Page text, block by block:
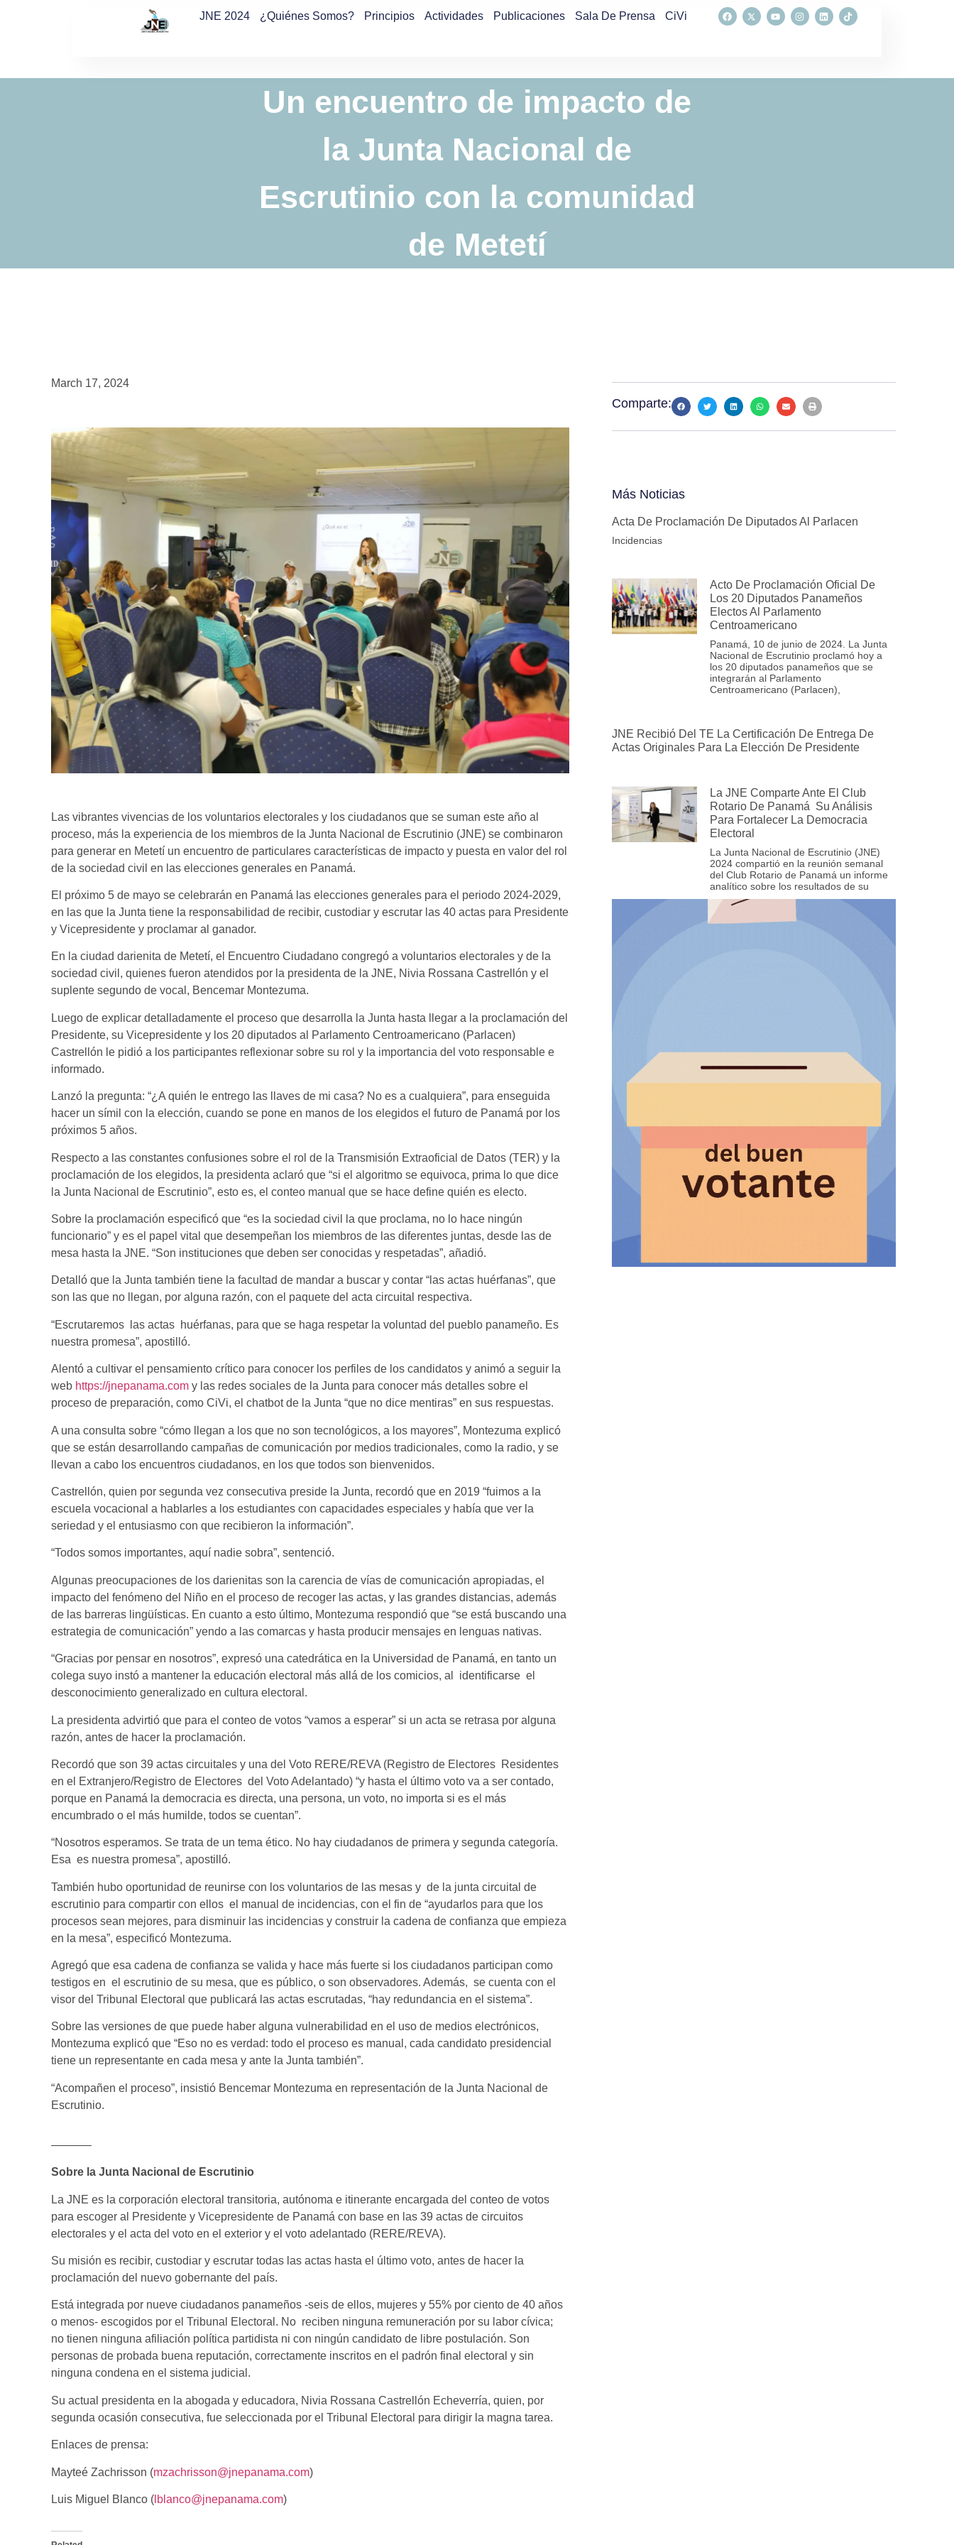
JNE 2024 ¿Quiénes Somos? Principios Actividades Publicaciones Sala De Prensa CiVi
Un encuentro de impacto de
la Junta Nacional de
Escrutinio con la comunidad
de Metetí
March 17, 2024
Las vibrantes vivencias de los voluntarios electorales y los ciudadanos que se suman este año al
proceso, más la experiencia de los miembros de la Junta Nacional de Escrutinio (JNE) se combinaron
para generar en Metetí un encuentro de particulares características de impacto y puesta en valor del rol
de la sociedad civil en las elecciones generales en Panamá.
El próximo 5 de mayo se celebrarán en Panamá las elecciones generales para el periodo 2024-2029,
en las que la Junta tiene la responsabilidad de recibir, custodiar y escrutar las 40 actas para Presidente
y Vicepresidente y proclamar al ganador.
En la ciudad darienita de Metetí, el Encuentro Ciudadano congregó a voluntarios electorales y de la
sociedad civil, quienes fueron atendidos por la presidenta de la JNE, Nivia Rossana Castrellón y el
suplente segundo de vocal, Bencemar Montezuma.
Luego de explicar detalladamente el proceso que desarrolla la Junta hasta llegar a la proclamación del
Presidente, su Vicepresidente y los 20 diputados al Parlamento Centroamericano (Parlacen)
Castrellón le pidió a los participantes reflexionar sobre su rol y la importancia del voto responsable e
informado.
Lanzó la pregunta: “¿A quién le entrego las llaves de mi casa? No es a cualquiera”, para enseguida
hacer un símil con la elección, cuando se pone en manos de los elegidos el futuro de Panamá por los
próximos 5 años.
Respecto a las constantes confusiones sobre el rol de la Transmisión Extraoficial de Datos (TER) y la
proclamación de los elegidos, la presidenta aclaró que “si el algoritmo se equivoca, prima lo que dice
la Junta Nacional de Escrutinio”, esto es, el conteo manual que se hace define quién es electo.
Sobre la proclamación especificó que “es la sociedad civil la que proclama, no lo hace ningún
funcionario” y es el papel vital que desempeñan los miembros de las diferentes juntas, desde las de
mesa hasta la JNE. “Son instituciones que deben ser conocidas y respetadas”, añadió.
Detalló que la Junta también tiene la facultad de mandar a buscar y contar “las actas huérfanas”, que
son las que no llegan, por alguna razón, con el paquete del acta circuital respectiva.
“Escrutaremos las actas huérfanas, para que se haga respetar la voluntad del pueblo panameño. Es
nuestra promesa”, apostilló.
Alentó a cultivar el pensamiento crítico para conocer los perfiles de los candidatos y animó a seguir la
web https://jnepanama.com y las redes sociales de la Junta para conocer más detalles sobre el
proceso de preparación, como CiVi, el chatbot de la Junta “que no dice mentiras” en sus respuestas.
A una consulta sobre “cómo llegan a los que no son tecnológicos, a los mayores”, Montezuma explicó
que se están desarrollando campañas de comunicación por medios tradicionales, como la radio, y se
llevan a cabo los encuentros ciudadanos, en los que todos son bienvenidos.
Castrellón, quien por segunda vez consecutiva preside la Junta, recordó que en 2019 “fuimos a la
escuela vocacional a hablarles a los estudiantes con capacidades especiales y había que ver la
seriedad y el entusiasmo con que recibieron la información”.
“Todos somos importantes, aquí nadie sobra”, sentenció.
Algunas preocupaciones de los darienitas son la carencia de vías de comunicación apropiadas, el
impacto del fenómeno del Niño en el proceso de recoger las actas, y las grandes distancias, además
de las barreras lingüísticas. En cuanto a esto último, Montezuma respondió que “se está buscando una
estrategia de comunicación” yendo a las comarcas y hasta producir mensajes en lenguas nativas.
“Gracias por pensar en nosotros”, expresó una catedrática en la Universidad de Panamá, en tanto un
colega suyo instó a mantener la educación electoral más allá de los comicios, al identificarse el
desconocimiento generalizado en cultura electoral.
La presidenta advirtió que para el conteo de votos “vamos a esperar” si un acta se retrasa por alguna
razón, antes de hacer la proclamación.
Recordó que son 39 actas circuitales y una del Voto RERE/REVA (Registro de Electores Residentes
en el Extranjero/Registro de Electores del Voto Adelantado) “y hasta el último voto va a ser contado,
porque en Panamá la democracia es directa, una persona, un voto, no importa si es el más
encumbrado o el más humilde, todos se cuentan”.
“Nosotros esperamos. Se trata de un tema ético. No hay ciudadanos de primera y segunda categoría.
Esa es nuestra promesa”, apostilló.
También hubo oportunidad de reunirse con los voluntarios de las mesas y de la junta circuital de
escrutinio para compartir con ellos el manual de incidencias, con el fin de “ayudarlos para que los
procesos sean mejores, para disminuir las incidencias y construir la cadena de confianza que empieza
en la mesa”, especificó Montezuma.
Agregó que esa cadena de confianza se valida y hace más fuerte si los ciudadanos participan como
testigos en el escrutinio de su mesa, que es público, o son observadores. Además, se cuenta con el
visor del Tribunal Electoral que publicará las actas escrutadas, “hay redundancia en el sistema”.
Sobre las versiones de que puede haber alguna vulnerabilidad en el uso de medios electrónicos,
Montezuma explicó que “Eso no es verdad: todo el proceso es manual, cada candidato presidencial
tiene un representante en cada mesa y ante la Junta también”.
“Acompañen el proceso”, insistió Bencemar Montezuma en representación de la Junta Nacional de
Escrutinio.
———–
Sobre la Junta Nacional de Escrutinio
La JNE es la corporación electoral transitoria, autónoma e itinerante encargada del conteo de votos
para escoger al Presidente y Vicepresidente de Panamá con base en las 39 actas de circuitos
electorales y el acta del voto en el exterior y el voto adelantado (RERE/REVA).
Su misión es recibir, custodiar y escrutar todas las actas hasta el último voto, antes de hacer la
proclamación del nuevo gobernante del país.
Está integrada por nueve ciudadanos panameños -seis de ellos, mujeres y 55% por ciento de 40 años
o menos- escogidos por el Tribunal Electoral. No reciben ninguna remuneración por su labor cívica;
no tienen ninguna afiliación política partidista ni con ningún candidato de libre postulación. Son
personas de probada buena reputación, correctamente inscritos en el padrón final electoral y sin
ninguna condena en el sistema judicial.
Su actual presidenta en la abogada y educadora, Nivia Rossana Castrellón Echeverría, quien, por
segunda ocasión consecutiva, fue seleccionada por el Tribunal Electoral para dirigir la magna tarea.
Enlaces de prensa:
Mayteé Zachrisson (mzachrisson@jnepanama.com)
Luis Miguel Blanco ( lblanco@jnepanama.com)
Comparte:
Más Noticias
Acta De Proclamación De Diputados Al Parlacen
Incidencias
Acto De Proclamación Oficial De
Los 20 Diputados Panameños
Electos Al Parlamento
Centroamericano
Panamá, 10 de junio de 2024. La Junta
Nacional de Escrutinio proclamó hoy a
los 20 diputados panameños que se
integrarán al Parlamento
Centroamericano (Parlacen),
JNE Recibió Del TE La Certificación De Entrega De
Actas Originales Para La Elección De Presidente
La JNE Comparte Ante El Club
Rotario De Panamá Su Análisis
Para Fortalecer La Democracia
Electoral
La Junta Nacional de Escrutinio (JNE)
2024 compartió en la reunión semanal
del Club Rotario de Panamá un informe
analítico sobre los resultados de su